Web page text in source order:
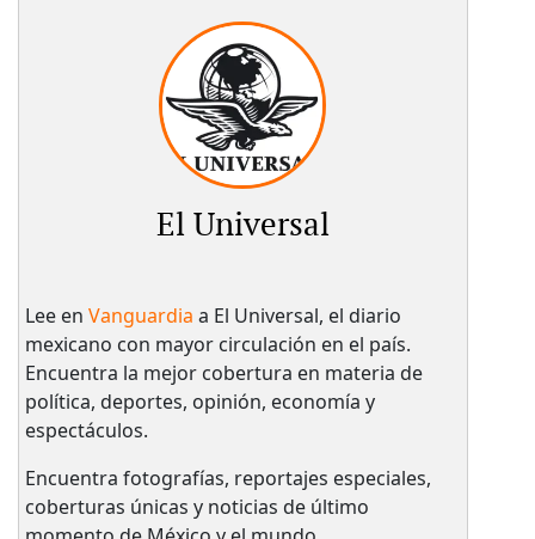
El Universal
Lee en Vanguardia a El Universal, el diario
mexicano con mayor circulación en el país.​
Encuentra la mejor cobertura en materia de
política, deportes, opinión, economía y
espectáculos.
Encuentra fotografías, reportajes especiales,
coberturas únicas y noticias de último